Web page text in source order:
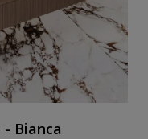
Bianca